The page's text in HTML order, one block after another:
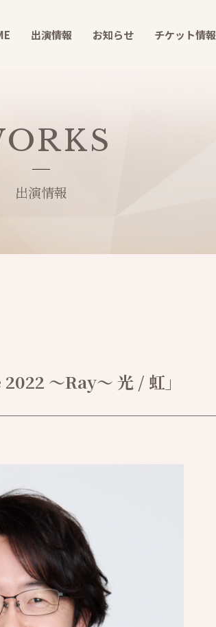
出演情報 お知らせ チケット情報
出演情報
～Ray～ 光 / 虹」